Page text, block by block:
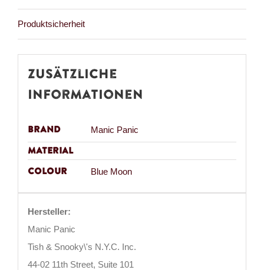
Produktsicherheit
Zusätzliche
Informationen
Brand Manic Panic
Material
Colour
Blue Moon
Hersteller:
Manic Panic
Tish & Snooky\'s N.Y.C. Inc.
44-02 11th Street, Suite 101